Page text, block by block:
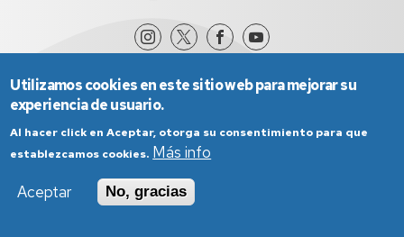
Política de Privacidad
Utilizamos cookies en este sitio web para mejorar su
experiencia de usuario.
Al hacer click en Aceptar, otorga su consentimiento para que
establezcamos cookies. Más info
Aceptar
No, gracias